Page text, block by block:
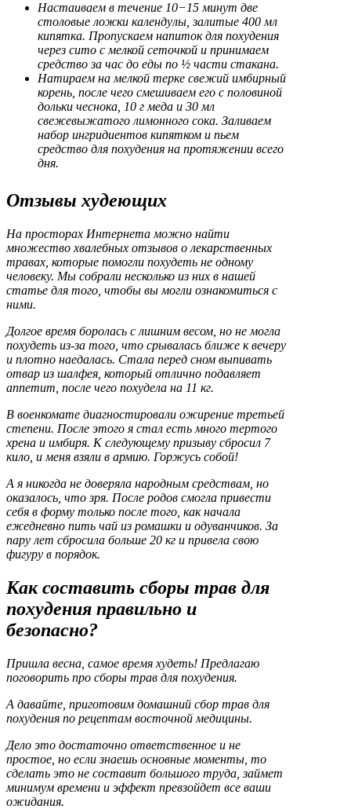
Настаиваем в течение 10−15 минут две
столовые ложки календулы, залитые 400 мл
кипятка. Пропускаем напиток для похудения
через сито с мелкой сеточкой и принимаем
средство за час до еды по ½ части стакана.
Натираем на мелкой терке свежий имбирный
корень, после чего смешиваем его с половиной
дольки чеснока, 10 г меда и 30 мл
свежевыжатого лимонного сока. Заливаем
набор ингридиентов кипятком и пьем
средство для похудения на протяжении всего
дня.
Отзывы худеющих
На просторах Интернета можно найти
множество хвалебных отзывов о лекарственных
травах, которые помогли похудеть не одному
человеку. Мы собрали несколько из них в нашей
статье для того, чтобы вы могли ознакомиться с
ними.
Долгое время боролась с лишним весом, но не могла
похудеть из-за того, что срывалась ближе к вечеру
и плотно наедалась. Стала перед сном выпивать
отвар из шалфея, который отлично подавляет
аппетит, после чего похудела на 11 кг.
В военкомате диагностировали ожирение третьей
степени. После этого я стал есть много тертого
хрена и имбиря. К следующему призыву сбросил 7
кило, и меня взяли в армию. Горжусь собой!
А я никогда не доверяла народным средствам, но
оказалось, что зря. После родов смогла привести
себя в форму только после того, как начала
ежедневно пить чай из ромашки и одуванчиков. За
пару лет сбросила больше 20 кг и привела свою
фигуру в порядок.
Как составить сборы трав для
похудения правильно и
безопасно?
Пришла весна, самое время худеть! Предлагаю
поговорить про сборы трав для похудения.
А давайте, приготовим домашний сбор трав для
похудения по рецептам восточной медицины.
Дело это достаточно ответственное и не
простое, но если знаешь основные моменты, то
сделать это не составит большого труда, займет
минимум времени и эффект превзойдет все ваши
ожидания.